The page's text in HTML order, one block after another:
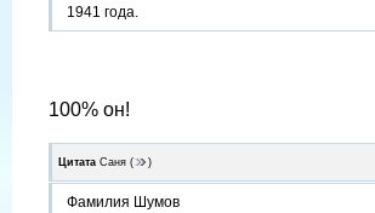
1941 года.
100% он!
Цитата Саня ( )
Фамилия Шумов